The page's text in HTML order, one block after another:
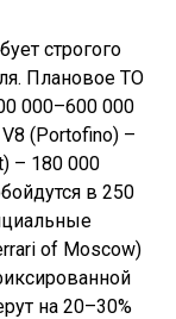
строгого
Плановое ТО
000–600 000
(Portofino) –
– 180 000
в 250
of Moscow)
на 20–30%